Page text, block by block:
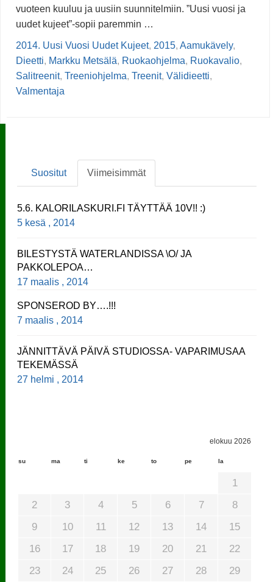
vuoteen kuuluu ja uusiin suunnitelmiin. ”Uusi vuosi ja
uudet kujeet”-sopii paremmin …
2014. Uusi Vuosi Uudet Kujeet, 2015, Aamukävely,
Dieetti, Markku Metsälä, Ruokaohjelma, Ruokavalio,
Salitreenit, Treeniohjelma, Treenit, Välidieetti,
Valmentaja
Suositut Viimeisimmät
5.6. KALORILASKURI.FI TÄYTTÄÄ 10V!! :)
5 kesä , 2014
BILESTYSTÄ WATERLANDISSA \O/ JA
PAKKOLEPOA…
17 maalis , 2014
SPONSEROD BY….!!!
7 maalis , 2014
JÄNNITTÄVÄ PÄIVÄ STUDIOSSA- VAPARIMUSAA
TEKEMÄSSÄ
27 helmi , 2014
elokuu 2026
su ma ti ke to pe la
1
2
3 4 5 6 7
8
9
10 11 12 13 14
15
16
17 18 19 20 21
22
23
24 25 26 27 28
29